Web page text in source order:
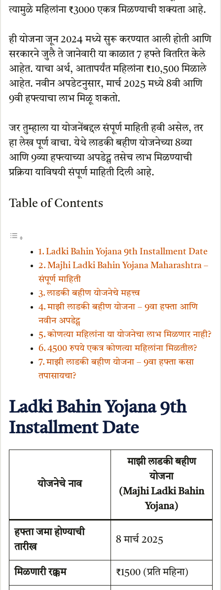
त्यामुळे महिलांना ₹3000 एकत्र मिळण्याची शक्यता आहे.
ही योजना जून 2024 मध्ये सुरू करण्यात आली होती आणि
सरकारने जुलै ते जानेवारी या काळात 7 हफ्ते वितरित केले
आहेत. याचा अर्थ, आतापर्यंत महिलांना ₹10,500 मिळाले
आहेत. नवीन अपडेटनुसार, मार्च 2025 मध्ये 8वी आणि
9वी हफ्त्याचा लाभ मिळू शकतो.
जर तुम्हाला या योजनेंबद्दल संपूर्ण माहिती हवी असेल, तर
हा लेख पूर्ण वाचा. येथे लाडकी बहीण योजनेच्या 8व्या
आणि 9व्या हफ्त्याच्या अपडेट्स तसेच लाभ मिळण्याची
प्रक्रिया याविषयी संपूर्ण माहिती दिली आहे.
Table of Contents
Ladki Bahin Yojana 9th Installment Date
Majhi Ladki Bahin Yojana Maharashtra –
संपूर्ण माहिती
लाडकी बहीण योजनेचे महत्त्व
माझी लाडकी बहीण योजना – 9वा हफ्ता आणि
नवीन अपडेट्स
कोणत्या महिलांना या योजनेचा लाभ मिळणार नाही?
4500 रुपये एकत्र कोणत्या महिलांना मिळतील?
माझी लाडकी बहीण योजना – 9वा हफ्ता कसा
तपासायचा?
Ladki Bahin Yojana 9th
Installment Date
योजनेचे नाव
माझी लाडकी बहीण
योजना
(Majhi Ladki Bahin
Yojana)
हफ्ता जमा होण्याची
तारीख
8 मार्च 2025
मिळणारी रक्कम ₹1500 (प्रति महिना)